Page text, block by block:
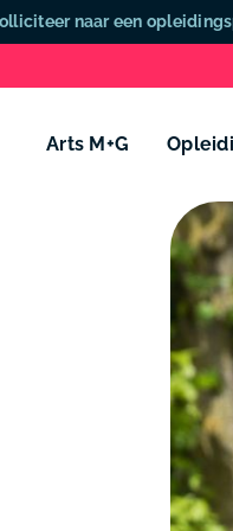
naar een
Arts M+G